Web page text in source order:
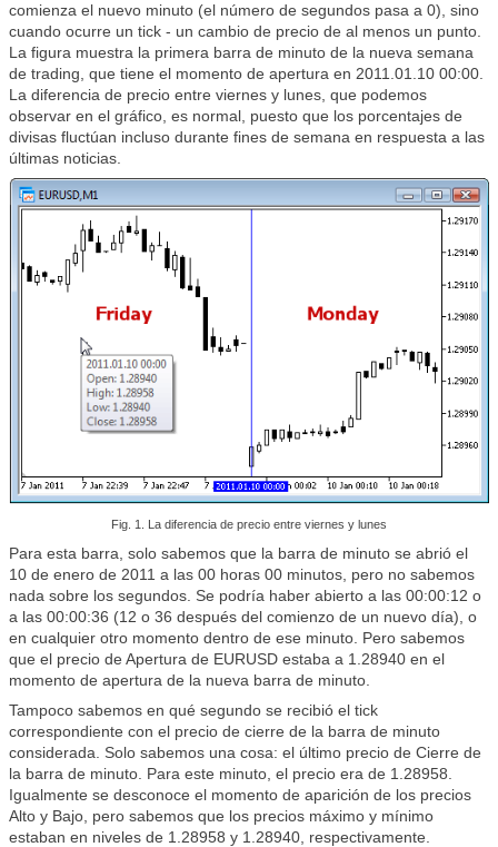
comienza el nuevo minuto (el número de segundos pasa a 0), sino
cuando ocurre un tick - un cambio de precio de al menos un punto.
La figura muestra la primera barra de minuto de la nueva semana
de trading, que tiene el momento de apertura en 2011.01.10 00:00.
La diferencia de precio entre viernes y lunes, que podemos
observar en el gráfico, es normal, puesto que los porcentajes de
divisas fluctúan incluso durante fines de semana en respuesta a las
últimas noticias.
Fig. 1. La diferencia de precio entre viernes y lunes
Para esta barra, solo sabemos que la barra de minuto se abrió el
10 de enero de 2011 a las 00 horas 00 minutos, pero no sabemos
nada sobre los segundos. Se podría haber abierto a las 00:00:12 o
a las 00:00:36 (12 o 36 después del comienzo de un nuevo día), o
en cualquier otro momento dentro de ese minuto. Pero sabemos
que el precio de Apertura de EURUSD estaba a 1.28940 en el
momento de apertura de la nueva barra de minuto.
Tampoco sabemos en qué segundo se recibió el tick
correspondiente con el precio de cierre de la barra de minuto
considerada. Solo sabemos una cosa: el último precio de Cierre de
la barra de minuto. Para este minuto, el precio era de 1.28958.
Igualmente se desconoce el momento de aparición de los precios
Alto y Bajo, pero sabemos que los precios máximo y mínimo
estaban en niveles de 1.28958 y 1.28940, respectivamente.